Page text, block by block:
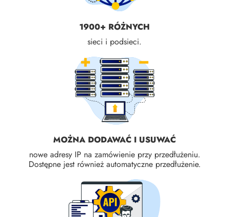
1900+ RÓŻNYCH
sieci i podsieci.
MOŻNA DODAWAĆ I USUWAĆ
nowe adresy IP na zamówienie przy przedłużeniu.
Dostępne jest również automatyczne przedłużenie.